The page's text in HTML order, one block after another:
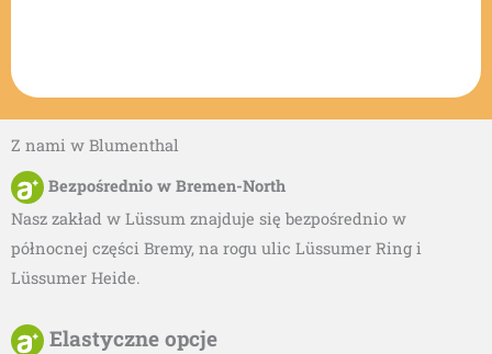
Z nami w Blumenthal
Bezpośrednio w Bremen-North
Nasz zakład w Lüssum znajduje się bezpośrednio w
północnej części Bremy, na rogu ulic Lüssumer Ring i
Lüssumer Heide.
Elastyczne opcje